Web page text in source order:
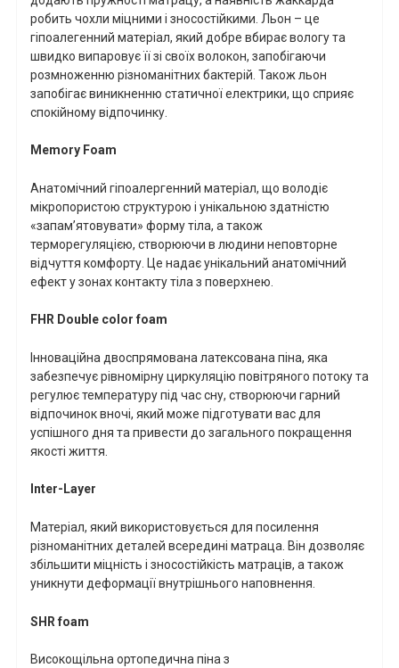
робить чохли міцними і зносостійкими. Льон – це
гіпоалегенний матеріал, який добре вбирає вологу та
швидко випаровує її зі своїх волокон, запобігаючи
розмноженню різноманітних бактерій. Також льон
запобігає виникненню статичної електрики, що сприяє
спокійному відпочинку.
Memory Foam
Анатомічний гіпоалергенний матеріал, що володіє
мікропористою структурою і унікальною здатністю
«запам’ятовувати» форму тіла, а також
терморегуляцією, створюючи в людини неповторне
відчуття комфорту. Це надає унікальний анатомічний
ефект у зонах контакту тіла з поверхнею.
FHR Double color foam
Інноваційна двоспрямована латексована піна, яка
забезпечує рівномірну циркуляцію повітряного потоку та
регулює температуру під час сну, створюючи гарний
відпочинок вночі, який може підготувати вас для
успішного дня та привести до загального покращення
якості життя.
Inter- Layer
Матеріал, який використовується для посилення
різноманітних деталей всередині матраца. Він дозволяє
збільшити міцність і зносостійкість матраців, а також
уникнути деформації внутрішнього наповнення.
SHR foam
Високощільна ортопедична піна з